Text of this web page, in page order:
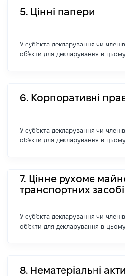
5. Цінні папери
У суб'єкта декларування чи членів
об'єкти для декларування в цьому
6. Корпоративні
У суб'єкта декларування чи членів
об'єкти для декларування в цьому
7. Цінне рухоме
транспортних
У суб'єкта декларування чи членів
об'єкти для декларування в цьому
8. Нематеріальні